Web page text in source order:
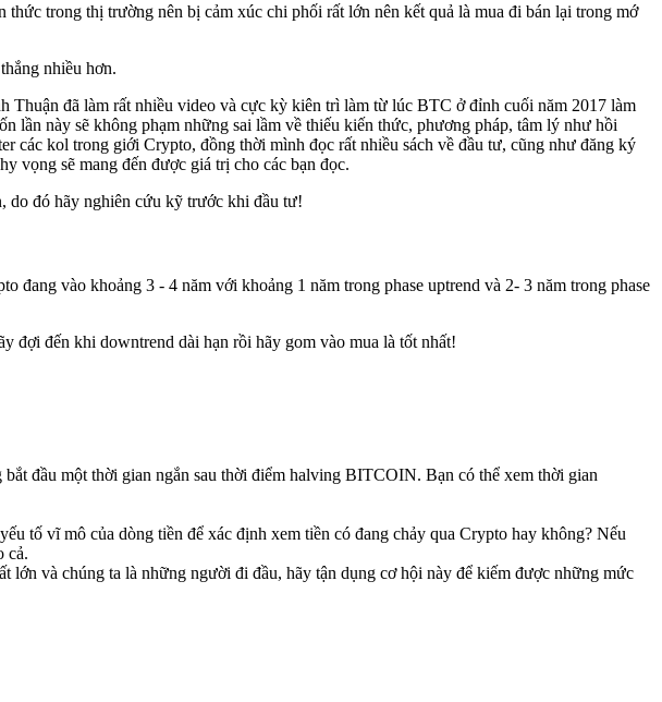
trong thị trường nên bị cảm xúc chi phối rất lớn nên kết quả là mua đi bán lại trong mớ
nhiều hơn.
đã làm rất nhiều video và cực kỳ kiên trì làm từ lúc BTC ở đỉnh cuối năm 2017 làm
lần này sẽ không phạm những sai lầm về thiếu kiến thức, phương pháp, tâm lý như hồi
các kol trong giới Crypto, đồng thời mình đọc rất nhiều sách về đầu tư, cũng như đăng ký
vọng sẽ mang đến được giá trị cho các bạn đọc.
do đó hãy nghiên cứu kỹ trước khi đầu tư!
vào khoảng 3 - 4 năm với khoảng 1 năm trong phase uptrend và 2- 3 năm trong phase
đợi đến khi downtrend dài hạn rồi hãy gom vào mua là tốt nhất!
đầu một thời gian ngắn sau thời điểm halving BITCOIN. Bạn có thể xem thời gian
tố vĩ mô của dòng tiền để xác định xem tiền có đang chảy qua Crypto hay không? Nếu
cả.
và chúng ta là những người đi đầu, hãy tận dụng cơ hội này để kiếm được những mức